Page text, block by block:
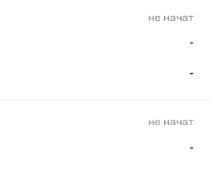
не начат
-
-
не начат
-